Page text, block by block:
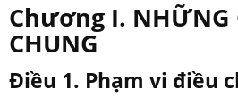
Chương I. NHỮNG
CHUNG
Điều 1. Phạm vi điều